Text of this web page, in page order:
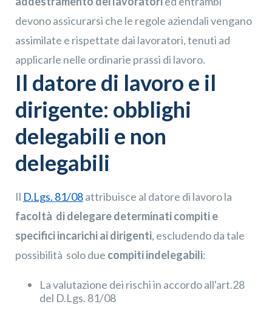
devono assicurarsi che le regole aziendali vengano
assimilate e rispettate dai lavoratori, tenuti ad
applicarle nelle ordinarie prassi di lavoro.
Il datore di lavoro e il
dirigente: obblighi
delegabili e non
delegabili
Il D.Lgs. 81/08attribuisce al datore di lavoro la
facoltà di delegare determinati compiti e
specifici incarichi ai dirigenti, escludendo da tale
possibilità solo due compiti indelegabili:
La valutazione dei rischi in accordo all'art.28
del D.Lgs. 81/08